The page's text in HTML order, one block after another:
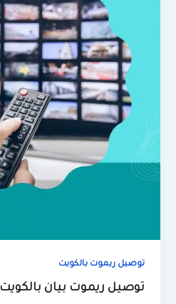
توصيل ريموت بالكويت
توصيل ريموت بيان بالكويت 55524067